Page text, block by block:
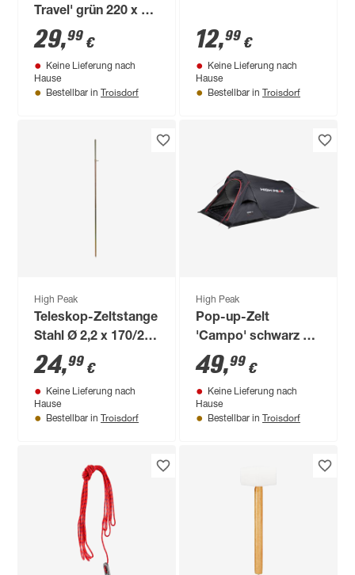
Travel' grün 220 x 75
cm
29,99 €
Keine Lieferung nach
Hause
Bestellbar in Troisdorf
12,99 €
Keine Lieferung nach
Hause
Bestellbar in Troisdorf
High Peak
Teleskop-Zeltstange
Stahl Ø 2,2 x 170/255
cm 3-tlg.
24,99 €
Keine Lieferung nach
Hause
Bestellbar in Troisdorf
High Peak
Pop-up-Zelt
'Campo' schwarz 90
x 120 cm
49,99 €
Keine Lieferung nach
Hause
Bestellbar in Troisdorf